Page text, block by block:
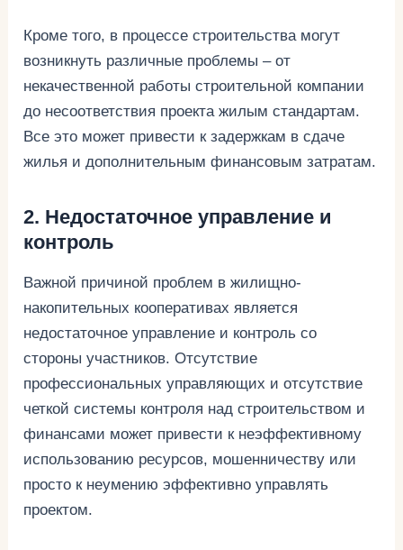
Кроме того, в процессе строительства могут
возникнуть различные проблемы – от
некачественной работы строительной компании
до несоответствия проекта жилым стандартам.
Все это может привести к задержкам в сдаче
жилья и дополнительным финансовым затратам.
2. Недостаточное управление и
контроль
Важной причиной проблем в жилищно-
накопительных кооперативах является
недостаточное управление и контроль со
стороны участников. Отсутствие
профессиональных управляющих и отсутствие
четкой системы контроля над строительством и
финансами может привести к неэффективному
использованию ресурсов, мошенничеству или
просто к неумению эффективно управлять
проектом.